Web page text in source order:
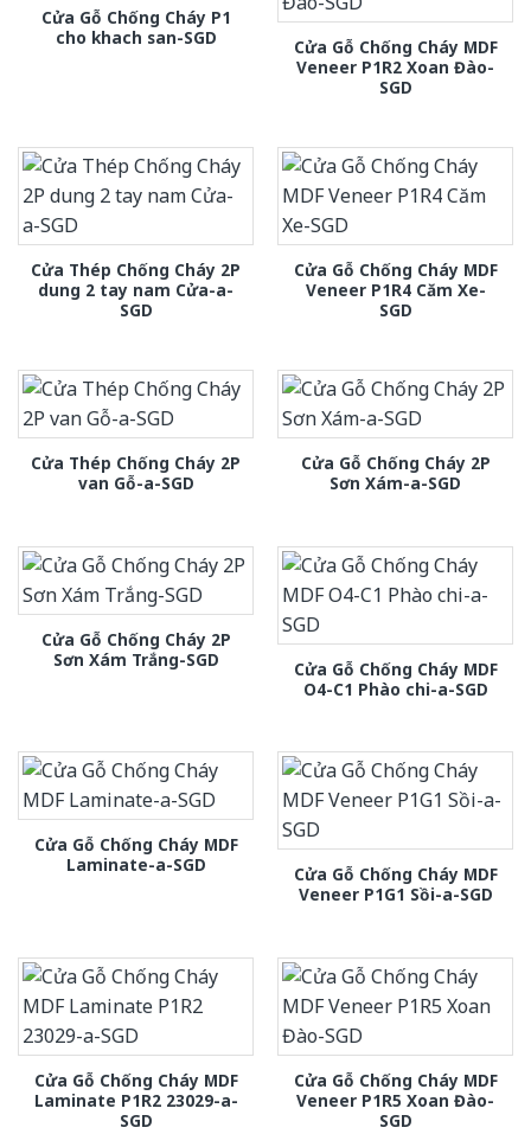
Cửa Gỗ Chống Cháy P1
cho khach san-SGD
Cửa Gỗ Chống Cháy MDF
Veneer P1R2 Xoan Đào-
SGD
Cửa Thép Chống Cháy 2P
dung 2 tay nam Cửa-a-
SGD
Cửa Gỗ Chống Cháy MDF
Veneer P1R4 Căm Xe-
SGD
Cửa Thép Chống Cháy 2P
van Gỗ-a-SGD
Cửa Gỗ Chống Cháy 2P
Sơn Xám-a-SGD
Cửa Gỗ Chống Cháy 2P
Sơn Xám Trắng-SGD
Cửa Gỗ Chống Cháy MDF
O4-C1 Phào chi-a-SGD
Cửa Gỗ Chống Cháy MDF
Laminate-a-SGD
Cửa Gỗ Chống Cháy MDF
Veneer P1G1 Sồi-a-SGD
Cửa Gỗ Chống Cháy MDF
Laminate P1R2 23029-a-
SGD
Cửa Gỗ Chống Cháy MDF
Veneer P1R5 Xoan Đào-
SGD